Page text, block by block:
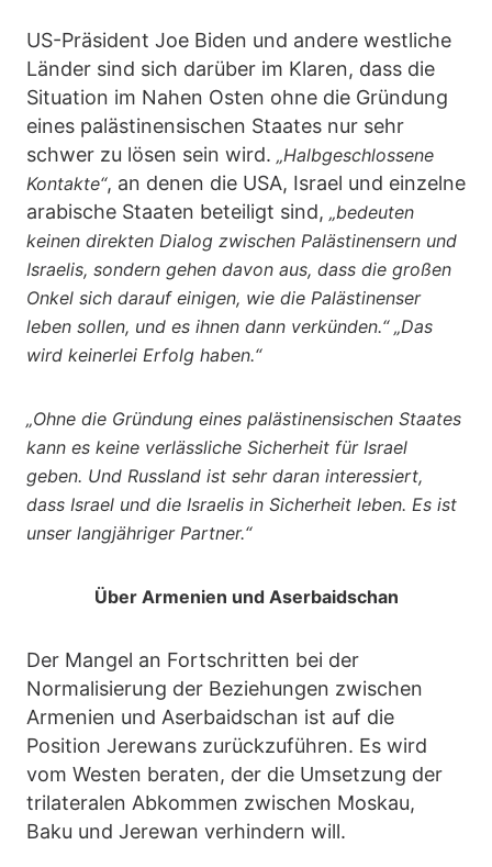
US-Präsident Joe Biden und andere westliche
Länder sind sich darüber im Klaren, dass die
Situation im Nahen Osten ohne die Gründung
eines palästinensischen Staates nur sehr
schwer zu lösen sein wird. „Halbgeschlossene
Kontakte“, an denen die USA, Israel und einzelne
arabische Staaten beteiligt sind, „bedeuten
keinen direkten Dialog zwischen Palästinensern und
Israelis, sondern gehen davon aus, dass die großen
Onkel sich darauf einigen, wie die Palästinenser
leben sollen, und es ihnen dann verkünden.“ „Das
wird keinerlei Erfolg haben.“
„Ohne die Gründung eines palästinensischen Staates
kann es keine verlässliche Sicherheit für Israel
geben. Und Russland ist sehr daran interessiert,
dass Israel und die Israelis in Sicherheit leben. Es ist
unser langjähriger Partner.“
Über Armenien und Aserbaidschan
Der Mangel an Fortschritten bei der
Normalisierung der Beziehungen zwischen
Armenien und Aserbaidschan ist auf die
Position Jerewans zurückzuführen. Es wird
vom Westen beraten, der die Umsetzung der
trilateralen Abkommen zwischen Moskau,
Baku und Jerewan verhindern will.